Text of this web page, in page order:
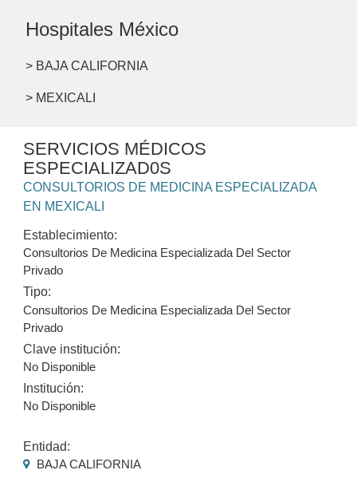
Hospitales México
> BAJA CALIFORNIA
> MEXICALI
SERVICIOS MÉDICOS
ESPECIALIZAD0S
CONSULTORIOS DE MEDICINA ESPECIALIZADA
EN MEXICALI
Establecimiento:
Consultorios De Medicina Especializada Del Sector
Privado
Tipo:
Consultorios De Medicina Especializada Del Sector
Privado
Clave institución:
No Disponible
Institución:
No Disponible
Entidad:
BAJA CALIFORNIA